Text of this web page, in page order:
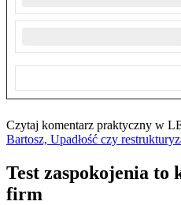
Czytaj komentarz praktyczny w
Bartosz, Upadłość czy
Test zaspokojenia to
firm